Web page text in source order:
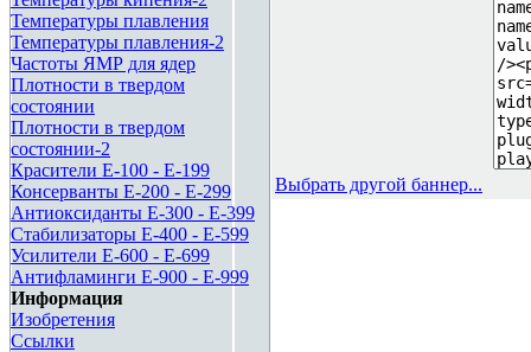
Температуры плавления
Температуры плавления-2
Частоты ЯМР для ядер
Плотности в твердом
состоянии
Плотности в твердом
состоянии-2
Красители E-100 - E-199
Консерванты E-200 - E-299
Антиоксиданты E-300 - E-399
Стабилизаторы E-400 - E-599
Усилители E-600 - E-699
Антифламинги E-900 - E-999
Информация
Изобретения
Ссылки
Выбрать другой баннер...